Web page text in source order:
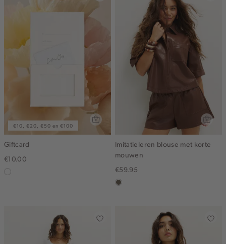
€10, €20, €50 en €100
Giftcard
€10.00
Imitatieleren blouse met korte
mouwen
€59.95
middenbruin